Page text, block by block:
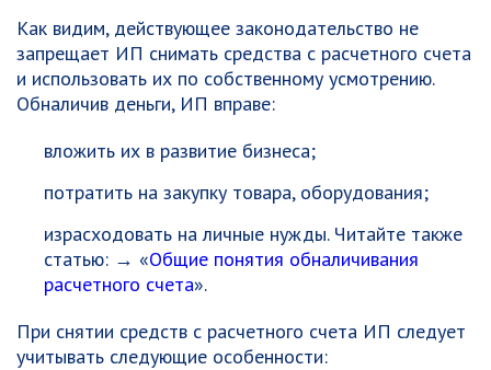
Как видим, действующее законодательство не
запрещает ИП снимать средства с расчетного счета
и использовать их по собственному усмотрению.
Обналичив деньги, ИП вправе:
вложить их в развитие бизнеса;
потратить на закупку товара, оборудования;
израсходовать на личные нужды. Читайте также
статью: → «Общие понятия обналичивания
расчетного счета».
При снятии средств с расчетного счета ИП следует
учитывать следующие особенности: